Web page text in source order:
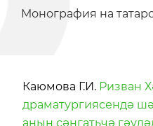
Монография на
Каюмова Г.И. Ризван
драматургиясендә
аның сәнгатьчә